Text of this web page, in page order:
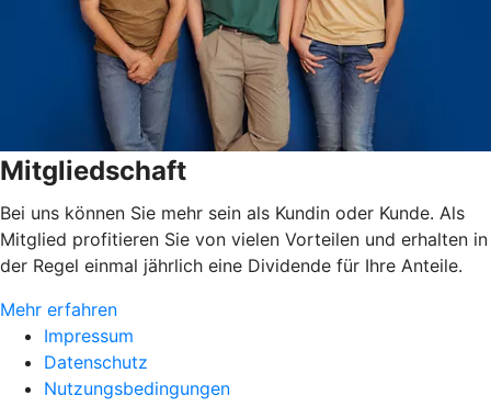
Mitgliedschaft
Bei uns können Sie mehr sein als Kundin oder Kunde. Als
Mitglied profitieren Sie von vielen Vorteilen und erhalten in
der Regel einmal jährlich eine Dividende für Ihre Anteile.
Mehr erfahren
Impressum
Datenschutz
Nutzungsbedingungen